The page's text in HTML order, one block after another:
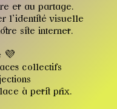
et au partage.
l’identité visuelle
site internet.
💜
collectifs
à petit prix.